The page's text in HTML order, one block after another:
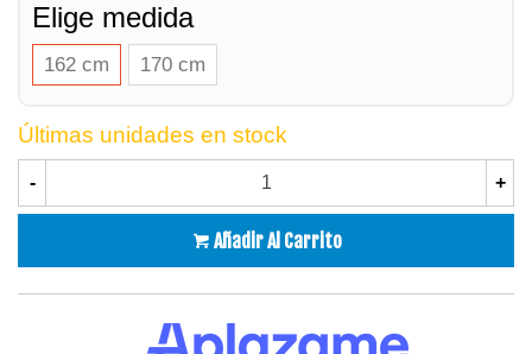
Elige medida
162 cm 170 cm
Últimas unidades en stock
- +
Añadir Al Carrito